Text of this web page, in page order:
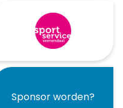
Sponsor worden?